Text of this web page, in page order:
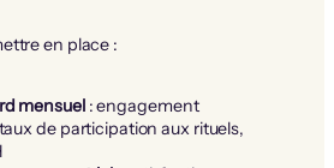
en place :
mensuel: engagement
de participation aux rituels,